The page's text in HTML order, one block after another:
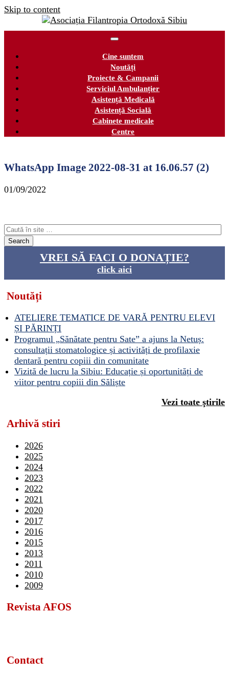
Skip to content
Cine suntem
Noutăți
Proiecte & Campanii
Serviciul Ambulanțier
Asistență Medicală
Asistență Socială
Cabinete medicale
Centre
WhatsApp Image 2022-08-31 at 16.06.57 (2)
01/09/2022
VREI SĂ FACI O DONAȚIE?
click aici
Noutăți
ATELIERE TEMATICE DE VARĂ PENTRU ELEVI
ȘI PĂRINȚI
Programul „Sănătate pentru Sate” a ajuns la Netuș:
consultații stomatologice și activități de profilaxie
dentară pentru copiii din comunitate
Vizită de lucru la Sibiu: Educație și oportunități de
viitor pentru copiii din Săliște
Vezi toate ştirile
Arhivă stiri
2026
2025
2024
2023
2022
2021
2020
2017
2016
2015
2013
2011
2010
2009
Revista AFOS
Contact